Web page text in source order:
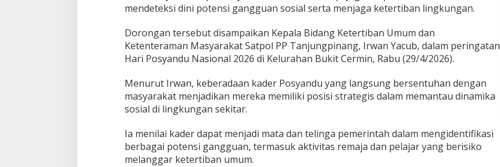
a
l
h
S
o
a
l
W
r
g
a
mendeteksi dini potensi gangguan sosial serta menjaga ketertiban lingkungan.
Dorongan tersebut disampaikan Kepala Bidang Ketertiban Umum dan
Ketenteraman Masyarakat Satpol PP Tanjungpinang, Irwan Yacub, dalam peringatan
Hari Posyandu Nasional 2026 di Kelurahan Bukit Cermin, Rabu (29/4/2026).
Menurut Irwan, keberadaan kader Posyandu yang langsung bersentuhan dengan
masyarakat menjadikan mereka memiliki posisi strategis dalam memantau dinamika
sosial di lingkungan sekitar.
Ia menilai kader dapat menjadi mata dan telinga pemerintah dalam mengidentifikasi
berbagai potensi gangguan, termasuk aktivitas remaja dan pelajar yang berisiko
melanggar ketertiban umum.